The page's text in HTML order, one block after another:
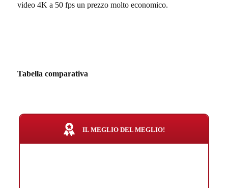
video 4K a 50 fps un prezzo molto economico.
Tabella comparativa
IL MEGLIO DEL MEGLIO!